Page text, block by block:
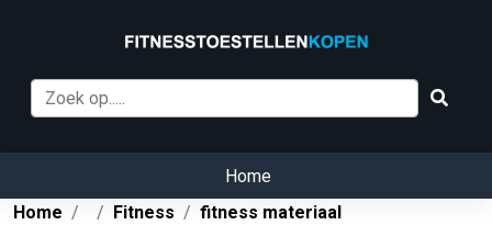
Home
Home
Fitness
fitness materiaal